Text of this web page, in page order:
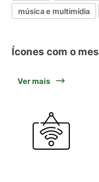
música e multimídia
Ícones com o
Ver mais